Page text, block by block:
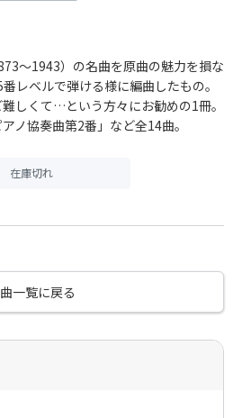
〜1943）の名曲を原曲の魅力を損な
レベルで弾ける様に編曲したもの。
しくて…という方々にお勧めの1冊。
ノ協奏曲第2番」など全14曲。
在庫切れ
一覧に戻る